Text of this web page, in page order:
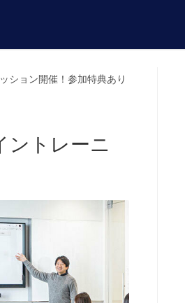
ション開催！参加特典あり
ントレーニ